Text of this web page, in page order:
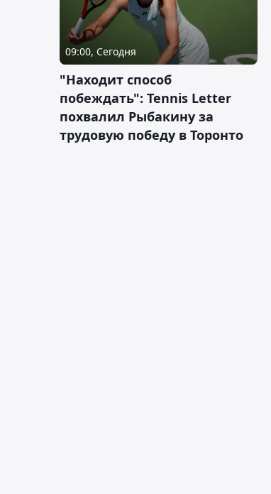
09:00, Сегодня
"Находит способ
побеждать": Tennis Letter
похвалил Рыбакину за
трудовую победу в Торонто